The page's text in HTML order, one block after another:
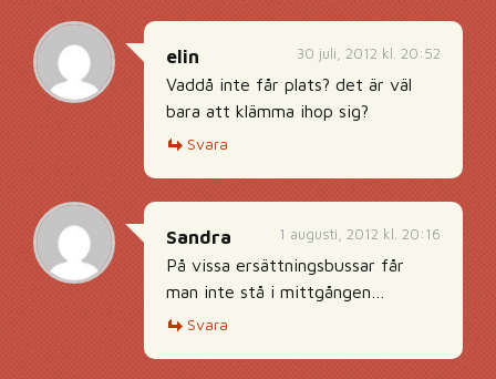
30 juli, 2012 kl. 20:52
elin
Vaddå inte får plats? det är väl
bara att klämma ihop sig?
Svara
1 augusti, 2012 kl. 20:16
Sandra
På vissa ersättningsbussar får
man inte stå i mittgången…
Svara